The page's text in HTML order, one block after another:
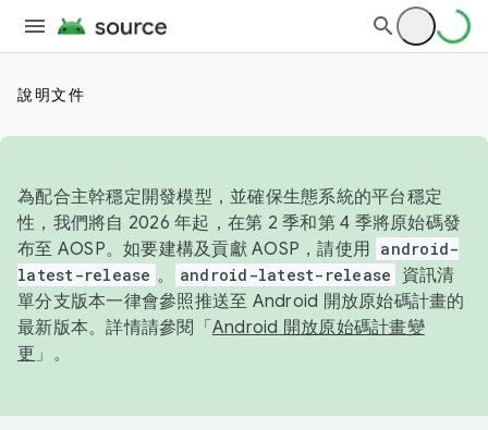
說明文件
為配合主幹穩定開發模型，並確保生態系統的平台穩定
性，我們將自 2026 年起，在第 2 季和第 4 季將原始碼發
布至 AOSP。如要建構及貢獻 AOSP，請使用 android-
latest-release 。 android-latest-release
資訊清
單分支版本一律會參照推送至 Android 開放原始碼計畫的
最新版本。詳情請參閱「 Android 開放原始碼計畫變
更 」。